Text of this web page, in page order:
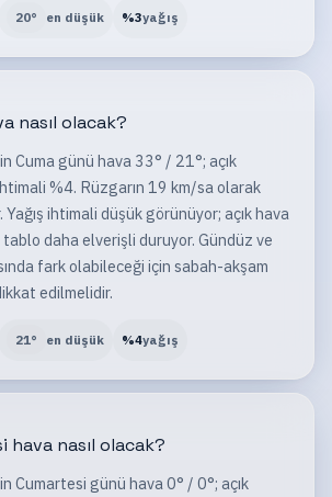
20° en düşük %3yağış
nasıl olacak?
Cuma günü hava 33° / 21°; açık
%4. Rüzgarın 19 km/sa olarak
ihtimali düşük görünüyor; açık hava
daha elverişli duruyor. Gündüz ve
fark olabileceği için sabah-akşam
edilmelidir.
21° en düşük %4yağış
hava nasıl olacak?
Cumartesi günü hava 0° / 0°; açık